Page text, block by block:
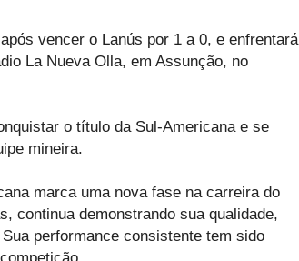
vencer o Lanús por 1 a 0, e enfrentará
La Nueva Olla, em Assunção, no
o título da Sul-Americana e se
mineira.
marca uma nova fase na carreira do
continua demonstrando sua qualidade,
performance consistente tem sido